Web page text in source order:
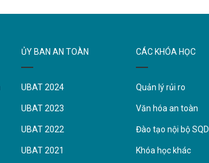
ỦY BAN AN TOÀN
UBAT 2024
UBAT 2023
UBAT 2022
UBAT 2021
CÁC KHÓA HỌC
Quản lý rủi ro
Văn hóa an toàn
Đào tạo nội bộ SQD
Khóa học khác